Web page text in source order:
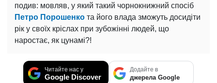
подив: мовляв, у який такий чорнокнижний спосіб
Петро Порошенко та його влада зможуть досидіти
рік у своїх кріслах при зубожінні людей, що
наростає, як цунамі?!
Читайте нас у
Google Discover
Додайте в
джерела Google